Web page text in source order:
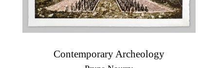
Contemporary Archeology